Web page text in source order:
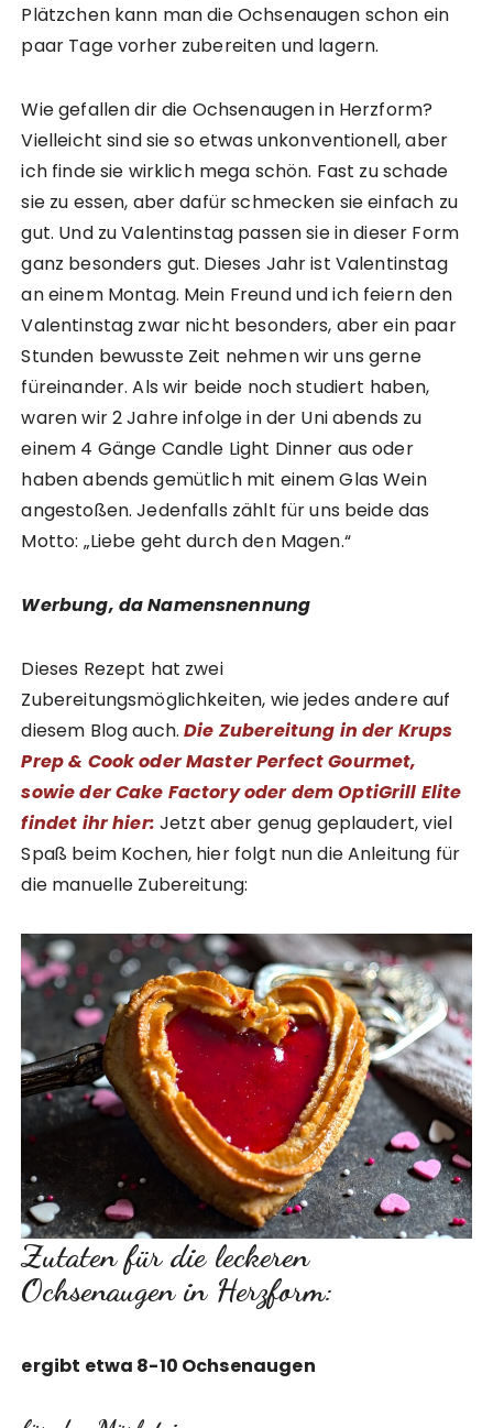
Plätzchen kann man die Ochsenaugen schon ein
paar Tage vorher zubereiten und lagern.
Wie gefallen dir die Ochsenaugen in Herzform?
Vielleicht sind sie so etwas unkonventionell, aber
ich finde sie wirklich mega schön. Fast zu schade
sie zu essen, aber dafür schmecken sie einfach zu
gut. Und zu Valentinstag passen sie in dieser Form
ganz besonders gut. Dieses Jahr ist Valentinstag
an einem Montag. Mein Freund und ich feiern den
Valentinstag zwar nicht besonders, aber ein paar
Stunden bewusste Zeit nehmen wir uns gerne
füreinander. Als wir beide noch studiert haben,
waren wir 2 Jahre infolge in der Uni abends zu
einem 4 Gänge Candle Light Dinner aus oder
haben abends gemütlich mit einem Glas Wein
angestoßen. Jedenfalls zählt für uns beide das
Motto: „Liebe geht durch den Magen.“
Werbung, da Namensnennung
Dieses Rezept hat zwei
Zubereitungsmöglichkeiten, wie jedes andere auf
diesem Blog auch.Die Zubereitung in der Krups
Prep & Cook oder Master Perfect Gourmet,
sowie der Cake Factory oder dem OptiGrill Elite
findet ihr hier: Jetzt aber genug geplaudert, viel
Spaß beim Kochen, hier folgt nun die Anleitung für
die manuelle Zubereitung:
Zutaten für die leckeren
Ochsenaugen in Herzform:
ergibt etwa 8-10 Ochsenaugen